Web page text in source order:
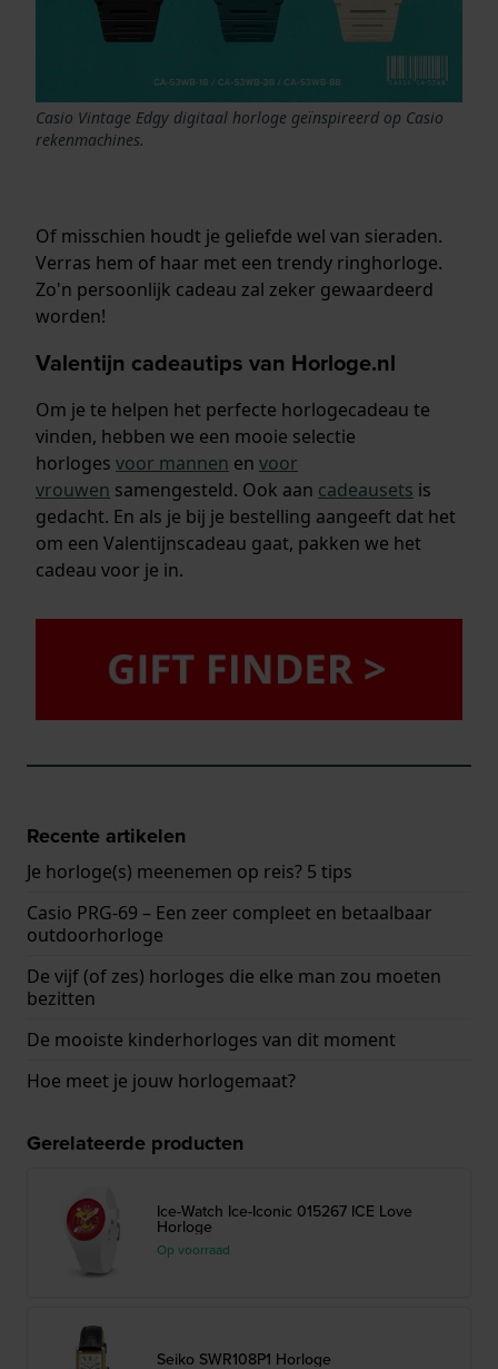
Casio Vintage Edgy digitaal horloge geïnspireerd op Casio
rekenmachines.
Of misschien houdt je geliefde wel van sieraden.
Verras hem of haar met een trendy ringhorloge.
Zo'n persoonlijk cadeau zal zeker gewaardeerd
worden!
Valentijn cadeautips van Horloge.nl
Om je te helpen het perfecte horlogecadeau te
vinden, hebben we een mooie selectie
horloges voor mannen en voor
vrouwen samengesteld. Ook aan cadeausets is
gedacht. En als je bij je bestelling aangeeft dat het
om een Valentijnscadeau gaat, pakken we het
cadeau voor je in.
Recente artikelen
Je horloge(s) meenemen op reis? 5 tips
Casio PRG-69 – Een zeer compleet en betaalbaar
outdoorhorloge
De vijf (of zes) horloges die elke man zou moeten
bezitten
De mooiste kinderhorloges van dit moment
Hoe meet je jouw horlogemaat?
Gerelateerde producten
Ice-Watch Ice-Iconic 015267 ICE Love
Horloge
Op voorraad
Seiko SWR108P1 Horloge